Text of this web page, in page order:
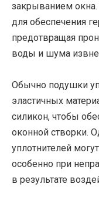
закрыванием
для обеспечения
предотвращая
воды и шума
Обычно подушки
эластичных
силикон, чтобы
оконной створки.
уплотнителей
особенно при
в результате